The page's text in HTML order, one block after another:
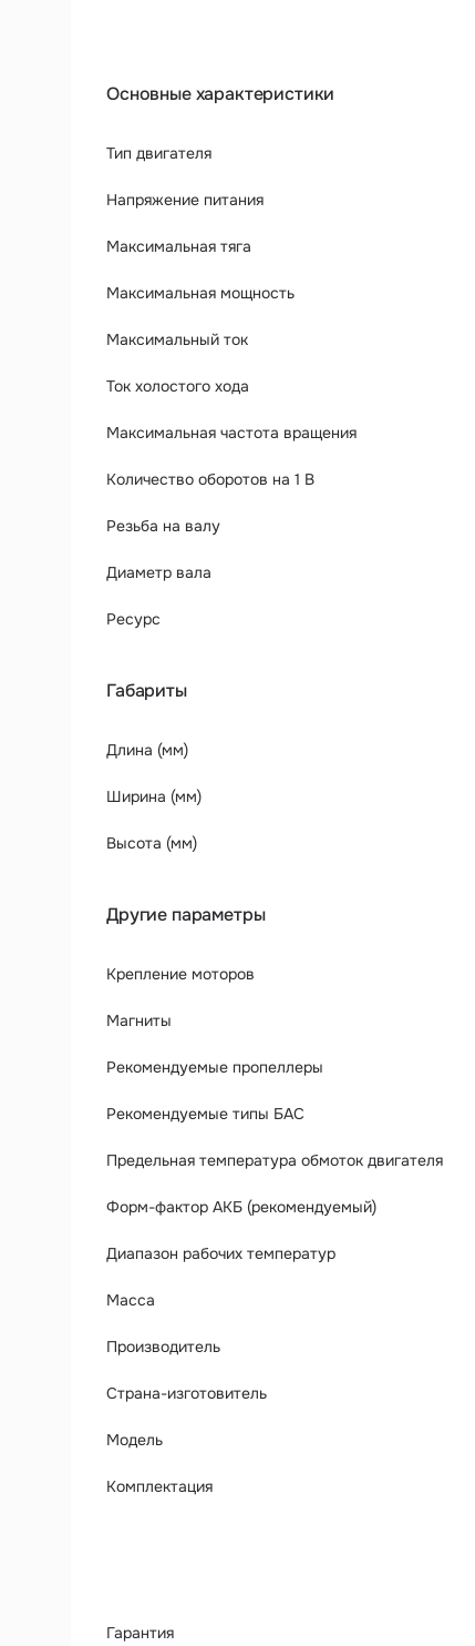
Основные характеристики
Тип двигателя
Напряжение питания
Максимальная тяга
Максимальная мощность
Максимальный ток
Ток холостого хода
Максимальная частота вращения
Количество оборотов на 1 В
Резьба на валу
Диаметр вала
Ресурс
Габариты
Длина (мм)
Ширина (мм)
Высота (мм)
Другие параметры
Крепление моторов
Магниты
Рекомендуемые пропеллеры
Рекомендуемые типы БАС
Предельная температура обмоток двигателя
Форм-фактор АКБ (рекомендуемый)
Диапазон рабочих температур
Масса
Производитель
Страна-изготовитель
Модель
Комплектация
Гарантия